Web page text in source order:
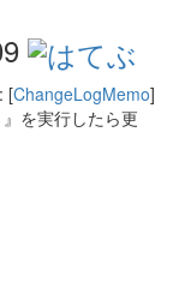
[ChangeLogMemo]
を実行したら更